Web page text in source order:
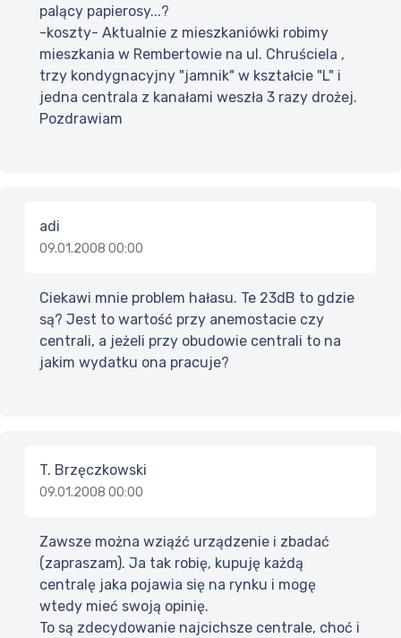
palący papierosy...?
-koszty- Aktualnie z mieszkaniówki robimy
mieszkania w Rembertowie na ul. Chruściela ,
trzy kondygnacyjny "jamnik" w kształcie "L" i
jedna centrala z kanałami weszła 3 razy drożej.
Pozdrawiam
adi
09.01.2008 00:00
Ciekawi mnie problem hałasu. Te 23dB to gdzie
są? Jest to wartość przy anemostacie czy
centrali, a jeżeli przy obudowie centrali to na
jakim wydatku ona pracuje?
T. Brzęczkowski
09.01.2008 00:00
Zawsze można wziąźć urządzenie i zbadać
(zapraszam). Ja tak robię, kupuję każdą
centralę jaka pojawia się na rynku i mogę
wtedy mieć swoją opinię.
To są zdecydowanie najcichsze centrale, choć i